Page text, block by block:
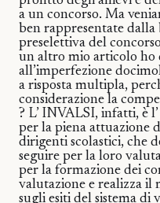
a un concorso. Ma
ben rappresentate
preselettiva del
un altro mio articolo
all’imperfezione
a risposta multipla,
considerazione la
? L’ INVALSI, infatti, è l’
per la piena attuazione
dirigenti scolastici, che
seguire per la loro
per la formazione dei
valutazione e realizza il
sugli esiti del sistema